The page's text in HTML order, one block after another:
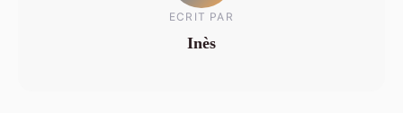
ECRIT PAR
Inès